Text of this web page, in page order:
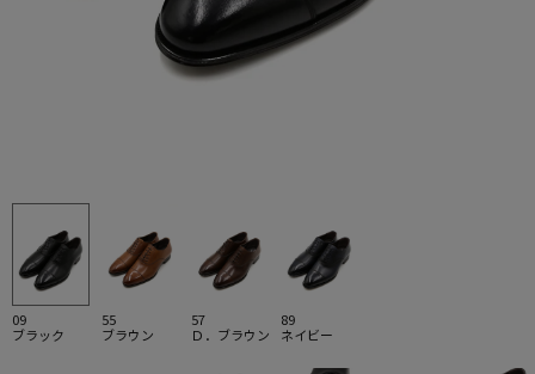
09
ブラック
55
ブラウン
57
Ｄ．ブラウン
89
ネイビー